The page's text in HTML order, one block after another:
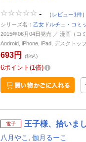
- （ レビュー1件）
シリーズ名： 乙女ドルチェ・コミ
2015年06月04日発売 ／ 漫画（コ
Android, iPhone, iPad, デスクトッ
693円 (税込)
6ポイント 1倍
電子 王子様、拾いま
八月やこ 伽月るーこ